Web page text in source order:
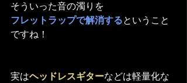
そういった音の濁りを
フレットラップで解消するということ
ですね！
実はヘッドレスギターなどは軽量化な